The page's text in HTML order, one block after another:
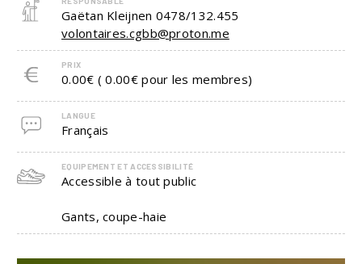
Gaëtan Kleijnen 0478/132.455
volontaires.cgbb@proton.me
PRIX
0.00€ ( 0.00€ pour les membres)
LANGUE
Français
EQUIPEMENT ET ACCESSIBILITÉ
Accessible à tout public
Gants, coupe-haie